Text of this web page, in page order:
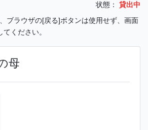
状態：
貸出中
ブラウザの[戻る]ボタンは使用せず、画面
てください。
母